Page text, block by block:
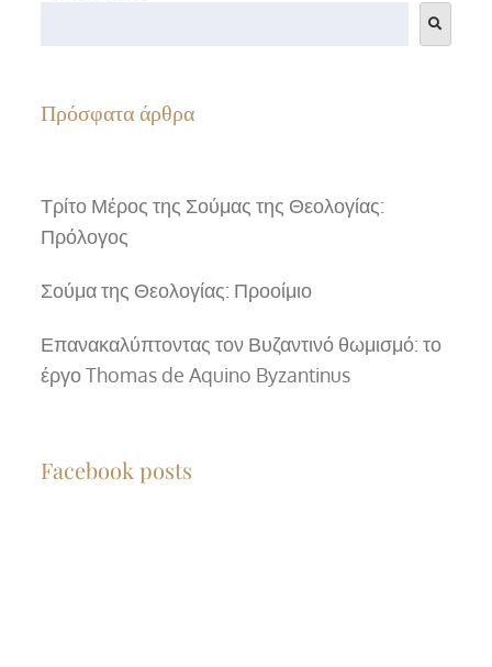
Πρόσφατα άρθρα
Τρίτο Μέρος της Σούμας της Θεολογίας:
Πρόλογος
Σούμα της Θεολογίας: Προοίμιο
Επανακαλύπτοντας τον Βυζαντινό θωμισμό: το
έργο Thomas de Aquino Byzantinus
Facebook posts